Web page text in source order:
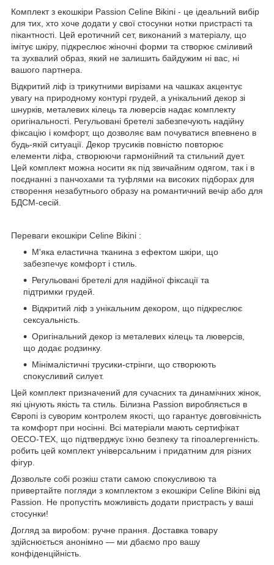
Комплект з екошкіри Passion Celine Bikini - це ідеальний вибір
для тих, хто хоче додати у свої стосунки нотки пристрасті та
пікантності. Цей еротичний сет, виконаний з матеріалу, що
імітує шкіру, підкреслює жіночні форми та створює сміливий
та зухвалий образ, який не залишить байдужим ні вас, ні
вашого партнера.
Відкритий ліф із трикутними вирізами на чашках акцентує
увагу на природному контурі грудей, а унікальний декор зі
шнурків, металевих кілець та люверсів надає комплекту
оригінальності. Регульовані бретелі забезпечують надійну
фіксацію і комфорт, що дозволяє вам почуватися впевнено в
будь-якій ситуації. Декор трусиків повністю повторює
елементи ліфа, створюючи гармонійний та стильний дует.
Цей комплект можна носити як під звичайним одягом, так і в
поєднанні з панчохами та туфлями на високих підборах для
створення незабутнього образу на романтичний вечір або для
БДСМ-сесій.
Переваги екошкіри Celine Bikini :
М'яка еластична тканина з ефектом шкіри, що
забезпечує комфорт і стиль.
Регульовані бретелі для надійної фіксації та
підтримки грудей.
Відкритий ліф з унікальним декором, що підкреслює
сексуальність.
Оригінальний декор із металевих кілець та люверсів,
що додає родзинку.
Мінімалістичні трусики-стрінги, що створюють
спокусливий силует.
Цей комплект призначений для сучасних та динамічних жінок,
які цінують якість та стиль. Білизна Passion виробляється в
Європі із суворим контролем якості, що гарантує довговічність
та комфорт при носінні. Всі матеріали мають сертифікат
OECO-TEX, що підтверджує їхню безпеку та гіпоалергенність.
робить цей комплект універсальним і придатним для різних
фігур.
Дозвольте собі розкіш стати самою спокусливою та
привертайте погляди з комплектом з екошкіри Celine Bikini від
Passion. Не пропустіть можливість додати пристрасть у ваші
стосунки!
Догляд за виробом: ручне прання. Доставка товару
здійснюється анонімно — ми дбаємо про вашу
конфіденційність.